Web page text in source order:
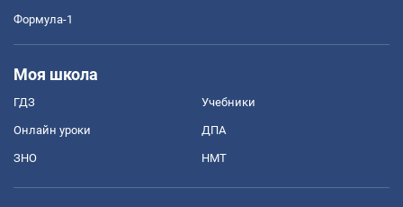
Формула-1
Моя школа
ГДЗ Учебники
Онлайн уроки ДПА
ЗНО НМТ